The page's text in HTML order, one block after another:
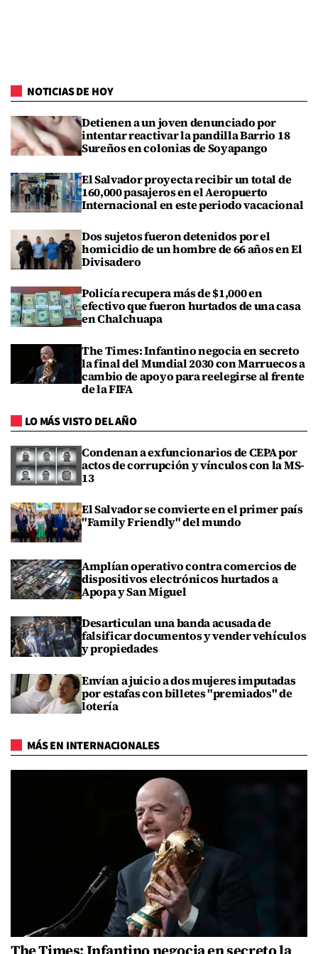
NOTICIAS DE HOY
Detienen a un joven denunciado por
intentar reactivar la pandilla Barrio 18
Sureños en colonias de Soyapango
El Salvador proyecta recibir un total de
160,000 pasajeros en el Aeropuerto
Internacional en este periodo vacacional
Dos sujetos fueron detenidos por el
homicidio de un hombre de 66 años en El
Divisadero
Policía recupera más de $1,000 en
efectivo que fueron hurtados de una casa
en Chalchuapa
The Times: Infantino negocia en secreto
la final del Mundial 2030 con Marruecos a
cambio de apoyo para reelegirse al frente
de la FIFA
LO MÁS VISTO DEL AÑO
Condenan a exfuncionarios de CEPA por
actos de corrupción y vínculos con la MS-
13
El Salvador se convierte en el primer país
"Family Friendly" del mundo
Amplían operativo contra comercios de
dispositivos electrónicos hurtados a
Apopa y San Miguel
Desarticulan una banda acusada de
falsificar documentos y vender vehículos
y propiedades
Envían a juicio a dos mujeres imputadas
por estafas con billetes "premiados" de
lotería
MÁS EN INTERNACIONALES